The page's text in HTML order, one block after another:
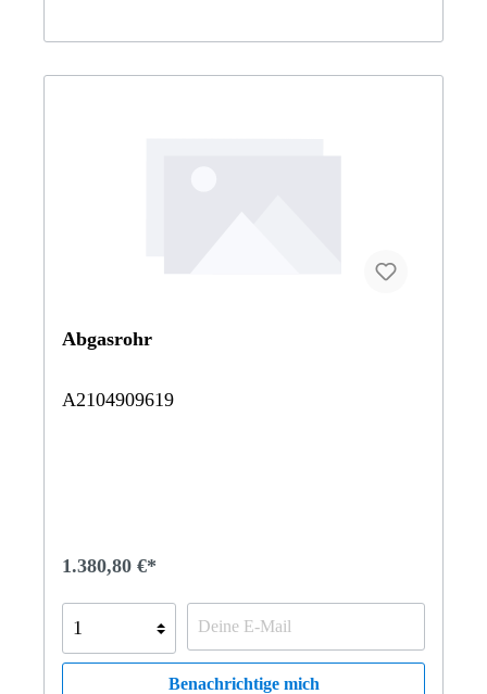
Abgasrohr
A2104909619
1.380,80 €*
Benachrichtige mich